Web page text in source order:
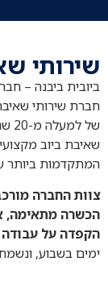
שירותי
ביובית ביבנה –
חברת שירותי
שאיבת ביוב
המתקדמות ביותר
צוות החברה
הכשרה מתאימה,
הקפדה על עבודה
ימים בשבוע,